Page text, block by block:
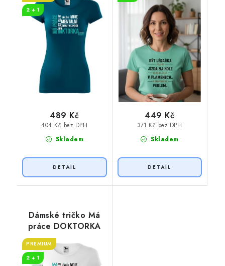
2 + 1
Skladem
404 Kč bez DPH
489 Kč
Skladem
371 Kč bez DPH
449 Kč
Dámské tričko Má
práce DOKTORKA
PREMIUM
2 + 1